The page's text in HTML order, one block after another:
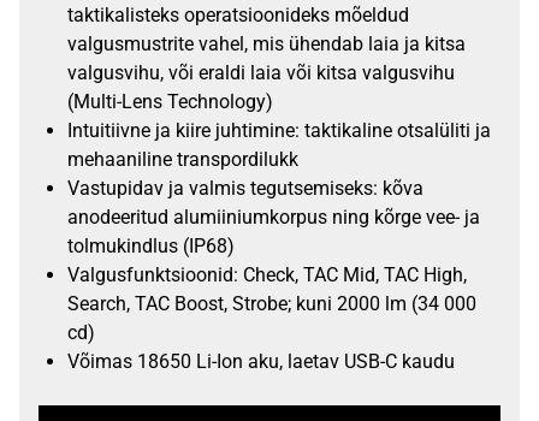
taktikalisteks operatsioonideks mõeldud
valgusmustrite vahel, mis ühendab laia ja kitsa
valgusvihu, või eraldi laia või kitsa valgusvihu
(Multi-Lens Technology)
Intuitiivne ja kiire juhtimine: taktikaline otsalüliti ja
mehaaniline transpordilukk
Vastupidav ja valmis tegutsemiseks: kõva
anodeeritud alumiiniumkorpus ning kõrge vee- ja
tolmukindlus (IP68)
Valgusfunktsioonid: Check, TAC Mid, TAC High,
Search, TAC Boost, Strobe; kuni 2000 lm (34 000
cd)
Võimas 18650 Li-Ion aku, laetav USB-C kaudu